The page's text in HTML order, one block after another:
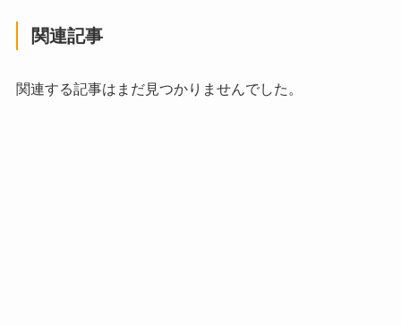
関連記事
関連する記事はまだ見つかりませんでした。